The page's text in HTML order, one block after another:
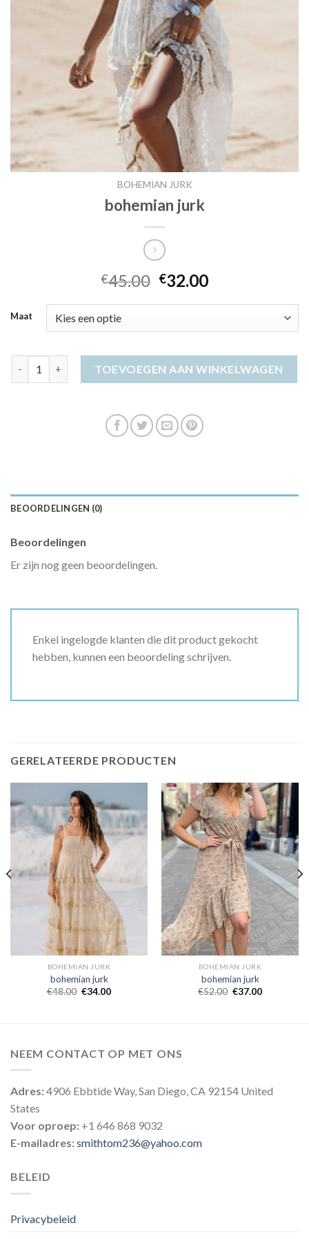
BOHEMIAN JURK
bohemian jurk
€45.00 €32.00
Maat
TOEVOEGEN AAN WINKELWAGEN
BEOORDELINGEN (0)
Beoordelingen
Er zijn nog geen beoordelingen.
Enkel ingelogde klanten die dit product gekocht
hebben, kunnen een beoordeling schrijven.
GERELATEERDE PRODUCTEN
BOHEMIAN JURK
bohemian jurk
€48.00 €34.00
BOHEMIAN JURK
bohemian jurk
€52.00 €37.00
NEEM CONTACT OP MET ONS
Adres:4906 Ebbtide Way, San Diego, CA 92154 United
States
Voor oproep: +1 646 868 9032
E-mailadres:smithtom236@yahoo.com
BELEID
Privacybeleid